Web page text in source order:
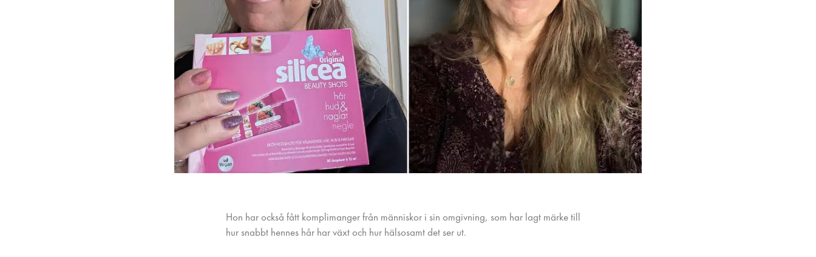
Hon har också fått komplimanger från människor i sin omgivning, som har lagt märke till
hur snabbt hennes hår har växt och hur hälsosamt det ser ut.